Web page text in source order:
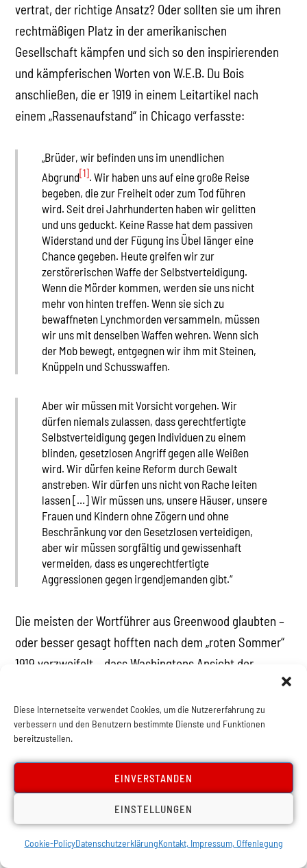
Diese Internetseite verwendet Cookies, um die Nutzererfahrung zu
verbessern und den Benutzern bestimmte Dienste und Funktionen
bereitzustellen.
EINVERSTANDEN
EINSTELLUNGEN
Cookie-PolicyDatenschutzerklärungKontakt, Impressum, Offenlegung
vertrat, der richtige Ansatz? Oder sollten sie um ihren
rechtmäßigen Platz in der amerikanischen
Gesellschaft kämpfen und sich so den inspirierenden
und kämpferischen Worten von W.E.B. Du Bois
anschließen, die er 1919 in einem Leitartikel nach
einem „Rassenaufstand“ in Chicago verfasste:
„Brüder, wir befinden uns im unendlichen
Abgrund[1]. Wir haben uns auf eine große Reise
begeben, die zur Freiheit oder zum Tod führen
wird. Seit drei Jahrhunderten haben wir gelitten
und uns geduckt. Keine Rasse hat dem passiven
Widerstand und der Fügung ins Übel länger eine
Chance gegeben. Heute greifen wir zur
zerstörerischen Waffe der Selbstverteidigung.
Wenn die Mörder kommen, werden sie uns nicht
mehr von hinten treffen. Wenn sie sich zu
bewaffneten Lynchmorden versammeln, müssen
wir uns mit denselben Waffen wehren. Wenn sich
der Mob bewegt, entgegnen wir ihm mit Steinen,
Knüppeln und Schusswaffen.
Aber wir müssen mit Vorsicht vorgehen. Wir
dürfen niemals zulassen, dass gerechtfertigte
Selbstverteidigung gegen Individuen zu einem
blinden, gesetzlosen Angriff gegen alle Weißen
wird. Wir dürfen keine Reform durch Gewalt
anstreben. Wir dürfen uns nicht von Rache leiten
lassen […] Wir müssen uns, unsere Häuser, unsere
Frauen und Kindern ohne Zögern und ohne
Beschränkung vor den Gesetzlosen verteidigen,
aber wir müssen sorgfältig und gewissenhaft
vermeiden, dass es ungerechtfertigte
Aggressionen gegen irgendjemanden gibt.“
Die meisten der Wortführer aus Greenwood glaubten –
oder besser gesagt hofften nach dem „roten Sommer“
1919 verzweifelt – dass Washingtons Ansicht der
würde. Schließlich hatte Washington dem Namen von
Greenwood inspiriert, und zwar als eine Anspielung auf
Alabama, mitgegründet hatte. Und er war es auch, der
den Begriff der „Black Wall Street“ geprägt hatte,
nachdem er 1905 das Viertel in Oklahoma besucht